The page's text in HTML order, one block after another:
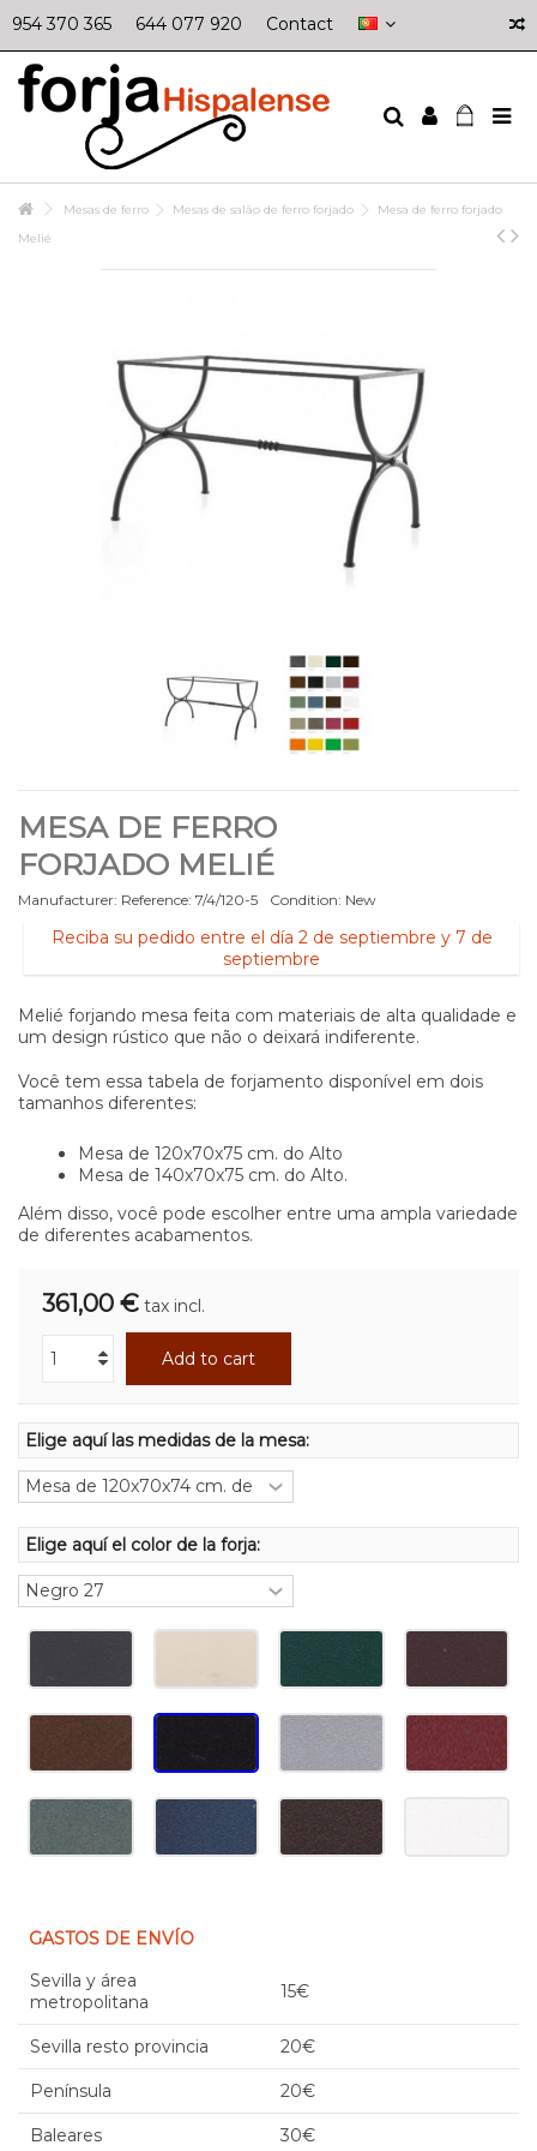
954 370 365 644 077 920 Contact
Mesas de ferro Mesas de salão de ferro forjado
Mesa de ferro forjado
Melié
MESA DE FERRO
FORJADO MELIÉ
Manufacturer: Reference: 7/4/120-5 Condition: New
Reciba su pedido entre el día 2 de septiembre y 7 de
septiembre
Melié forjando mesa feita com materiais de alta qualidade e
um design rústico que não o deixará indiferente.
Você tem essa tabela de forjamento disponível em dois
tamanhos diferentes:
Mesa de 120x70x75 cm. do Alto
Mesa de 140x70x75 cm. do Alto.
Além disso, você pode escolher entre uma ampla variedade
de diferentes acabamentos.
361,00 € tax incl.
Add to cart
Elige aquí las medidas de la mesa:
Elige aquí el color de la forja:
GASTOS DE ENVÍO
Sevilla y área
metropolitana
15€
Sevilla resto provincia 20€
Península 20€
Baleares 30€